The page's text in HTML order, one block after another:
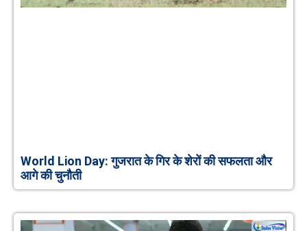
World Lion Day: गुजरात के गिर के शेरों की सफलता और
आगे की चुनौती